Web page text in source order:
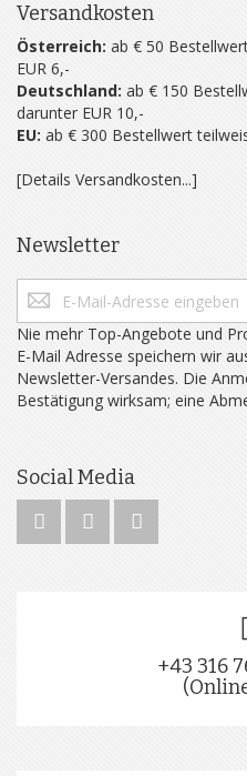
Versandkosten
Österreich: ab € 50
EUR 6,-
Deutschland: ab € 150
darunter EUR 10,-
EU: ab € 300 Bestellwert
[Details Versandkosten...]
Newsletter
Nie mehr Top-Angebote und
E-Mail Adresse speichern wir
Newsletter-Versandes. Die
Bestätigung wirksam; eine
Social Media
+43 316